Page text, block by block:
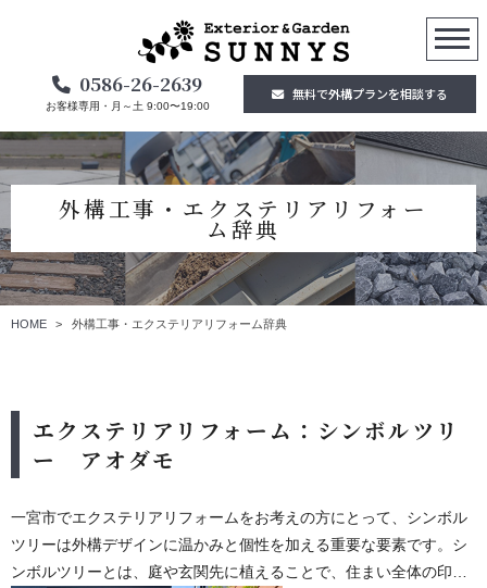
0586-26-2639
お客様専用・月～土 9:00〜19:00
無料で外構プランを相談する
外構工事・エクステリアリフォー
ム辞典
HOME 外構工事・エクステリアリフォーム辞典
エクステリアリフォーム：シンボルツリ
ー アオダモ
一宮市でエクステリアリフォームをお考えの方にとって、シンボル
ツリーは外構デザインに温かみと個性を加える重要な要素です。シ
ンボルツリーとは、庭や玄関先に植えることで、住まい全体の印象